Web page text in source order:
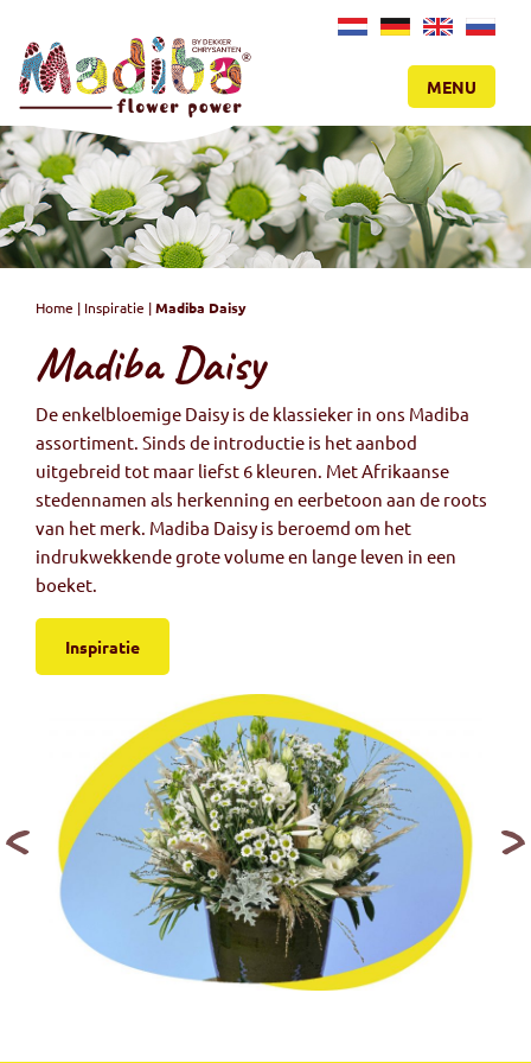
NL DE EN RU
MENU
Home | Inspiratie |Madiba Daisy
Madiba Daisy
De enkelbloemige Daisy is de klassieker in ons Madiba
assortiment. Sinds de introductie is het aanbod
uitgebreid tot maar liefst 6 kleuren. Met Afrikaanse
stedennamen als herkenning en eerbetoon aan de roots
van het merk. Madiba Daisy is beroemd om het
indrukwekkende grote volume en lange leven in een
boeket.
Inspiratie